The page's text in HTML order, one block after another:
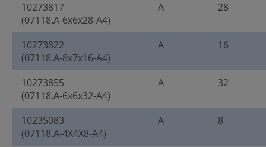
10273817
(07118.A-6x6x28-A4)
A 28
10273822
(07118.A-8x7x16-A4)
A 16
10273855
(07118.A-6x6x32-A4)
A 32
10235083
(07118.A-4X4X8-A4)
A 8